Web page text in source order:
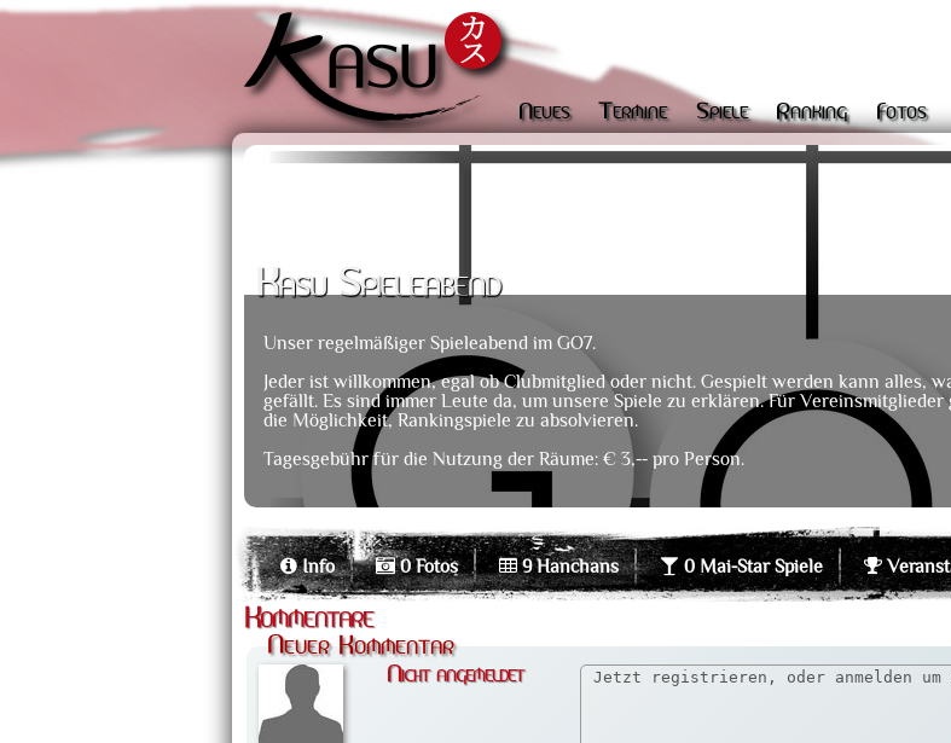
Neues Termine Spiele Ranking Fotos
Kasu Spieleabend
Unser regelmäßiger Spieleabend im GO7.
Jeder ist willkommen, egal ob Clubmitglied oder nicht. Gespielt werden kann alles,
gefällt. Es sind immer Leute da, um unsere Spiele zu erklären. Für Vereinsmitglieder
die Möglichkeit, Rankingspiele zu absolvieren.
Tagesgebühr für die Nutzung der Räume: € 3,-- pro Person.
Info 0 Fotos 9 Hanchans 0 Mai-Star Spiele
Kommentare
Neuer Kommentar
Nicht angemeldet